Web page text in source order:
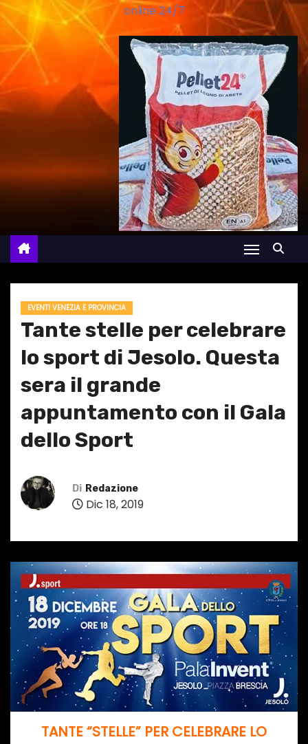
online 24/7
EVENTI VENEZIA E PROVINCIA
Tante stelle per celebrare
lo sport di Jesolo. Questa
sera il grande
appuntamento con il Gala
dello Sport
Di Redazione
Dic 18, 2019
TANTE “STELLE” PER CELEBRARE LO